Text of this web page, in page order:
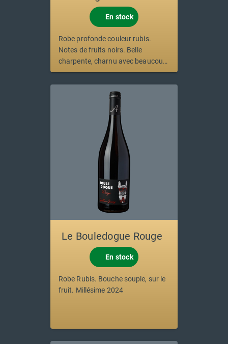
En stock
Robe profonde couleur rubis.
Notes de fruits noirs. Belle
charpente, charnu avec beaucoup
de rondeur.
Le Bouledogue Rouge
En stock
Robe Rubis. Bouche souple, sur le
fruit. Millésime 2024